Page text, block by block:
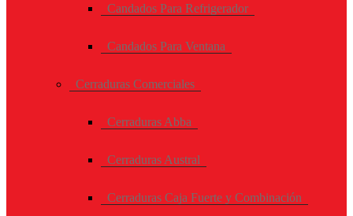
Candados Para Refrigerador
Candados Para Ventana
Cerraduras Comerciales
Cerraduras Abba
Cerraduras Austral
Cerraduras Caja Fuerte y Combinación